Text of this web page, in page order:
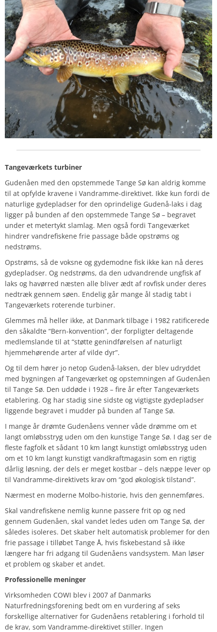
Tangeværkets turbiner
Gudenåen med den opstemmede Tange Sø kan aldrig komme
til at opfylde kravene i Vandramme-direktivet. Ikke kun fordi de
naturlige gydepladser for den oprindelige Gudenå-laks i dag
ligger på bunden af den opstemmede Tange Sø – begravet
under et metertykt slamlag. Men også fordi Tangeværket
hindrer vandrefiskene frie passage både opstrøms og
nedstrøms.
Opstrøms, så de voksne og gydemodne fisk ikke kan nå deres
gydepladser. Og nedstrøms, da den udvandrende ungfisk af
laks og havørred næsten alle bliver ædt af rovfisk under deres
nedtræk gennem søen. Endelig går mange ål stadig tabt i
Tangeværkets roterende turbiner.
Glemmes må heller ikke, at Danmark tilbage i 1982 ratificerede
den såkaldte “Bern-konvention”, der forpligter deltagende
medlemslande til at “støtte genindførelsen af naturligt
hjemmehørende arter af vilde dyr”.
Og til dem hører jo netop Gudenå-laksen, der blev udryddet
med bygningen af Tangeværket og opstemningen af Gudenåen
til Tange Sø. Den uddøde i 1928 – fire år efter Tangeværkets
etablering. Og har stadig sine sidste og vigtigste gydepladser
liggende begravet i mudder på bunden af Tange Sø.
I mange år drømte Gudenåens venner våde drømme om et
langt omløbsstryg uden om den kunstige Tange Sø. I dag ser de
fleste fagfolk et sådant 10 km langt kunstigt omløbsstryg uden
om et 10 km langt kunstigt vandkraftmagasin som en rigtig
dårlig løsning, der dels er meget kostbar – dels næppe lever op
til Vandramme-direktivets krav om “god økologisk tilstand”.
Nærmest en moderne Molbo-historie, hvis den gennemføres.
Skal vandrefiskene nemlig kunne passere frit op og ned
gennem Gudenåen, skal vandet ledes uden om Tange Sø, der
således isoleres. Det skaber helt automatisk problemer for den
frie passage i tilløbet Tange Å, hvis fiskebestand så ikke
længere har fri adgang til Gudenåens vandsystem. Man løser
et problem og skaber et andet.
Professionelle meninger
Virksomheden COWI blev i 2007 af Danmarks
Naturfredningsforening bedt om en vurdering af seks
forskellige alternativer for Gudenåens retablering i forhold til
de krav, som Vandramme-direktivet stiller. Ingen